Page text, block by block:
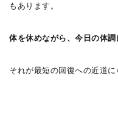
もあります。
体を休めながら、今日の体
それが最短の回復への近道に